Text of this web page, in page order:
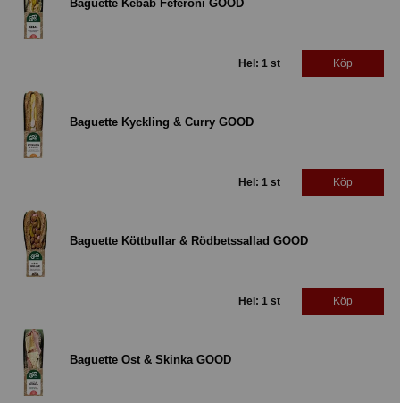
Baguette Kebab Feferoni GOOD
Hel: 1 st Köp
Baguette Kyckling & Curry GOOD
Hel: 1 st Köp
Baguette Köttbullar & Rödbetssallad GOOD
Hel: 1 st Köp
Baguette Ost & Skinka GOOD